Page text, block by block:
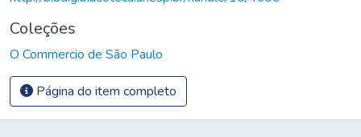
Coleções
O Commercio de São Paulo
Página do item completo